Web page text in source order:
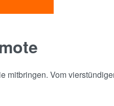
mitbringen. Vom